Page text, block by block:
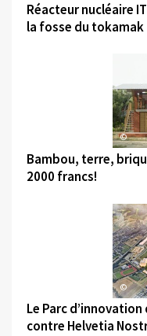
Réacteur nucléaire
la fosse du tokamak
©
Bambou, terre,
2000 francs!
©
Le Parc
contre Helvetia